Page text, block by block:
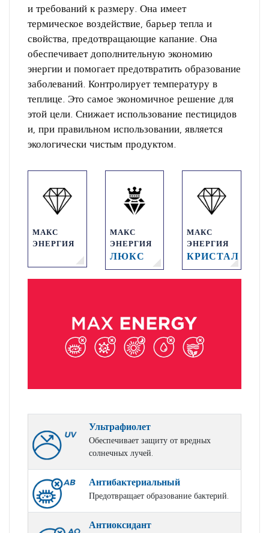
и требований к размеру. Она имеет
термическое воздействие, барьер тепла и
свойства, предотвращающие капание. Она
обеспечивает дополнительную экономию
энергии и помогает предотвратить образование
заболеваний. Контролирует температуру в
теплице. Это самое экономичное решение для
этой цели. Снижает использование пестицидов
и, при правильном использовании, является
экологически чистым продуктом.
МАКС
ЭНЕРГИЯ
МАКС
ЭНЕРГИЯ
ЛЮКС
МАКС
ЭНЕРГИЯ
КРИСТАЛ
Ультрафиолет
Обеспечивает защиту от вредных
солнечных лучей.
Антибактериальный
Предотвращает образование бактерий.
Антиоксидант